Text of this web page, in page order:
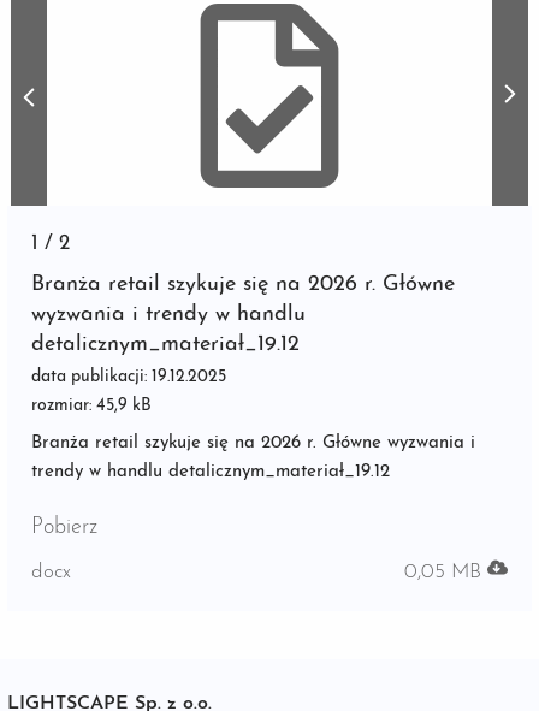
1 /2
Branża retail szykuje się na 2026 r. Główne
wyzwania i trendy w handlu
detalicznym_materiał_19.12
data publikacji: 19.12.2025
rozmiar: 45,9 kB
Branża retail szykuje się na 2026 r. Główne wyzwania i
trendy w handlu detalicznym_materiał_19.12
Pobierz
docx 0,05 MB
LIGHTSCAPE Sp. z o.o.